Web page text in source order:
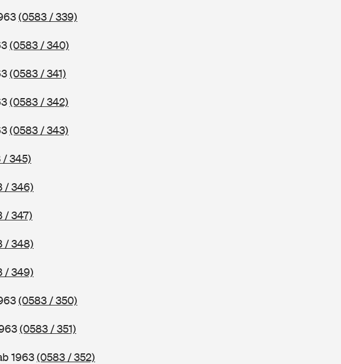
(0583 / 339)
(0583 / 340)
(0583 / 341)
(0583 / 342)
(0583 / 343)
/ 345)
/ 346)
/ 347)
/ 348)
/ 349)
(0583 / 350)
(0583 / 351)
1963(0583 / 352)